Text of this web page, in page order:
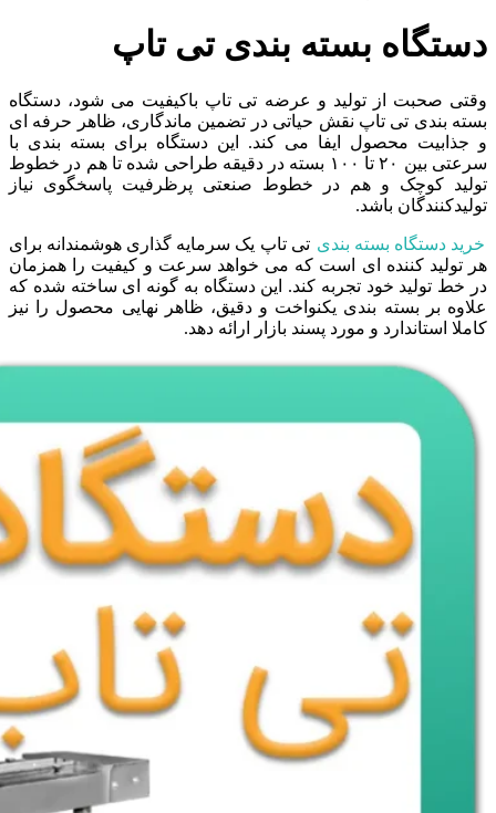
دستگاه بسته بندی تی تاپ
وقتی صحبت از تولید و عرضه تی تاپ باکیفیت می شود، دستگاه
بسته بندی تی تاپ نقش حیاتی در تضمین ماندگاری، ظاهر حرفه ای
و جذابیت محصول ایفا می کند. این دستگاه برای بسته بندی با
سرعتی بین ۲۰ تا ۱۰۰ بسته در دقیقه طراحی شده تا هم در خطوط
تولید کوچک و هم در خطوط صنعتی پرظرفیت پاسخگوی نیاز
تولیدکنندگان باشد.
خرید دستگاه بسته بندی تی تاپ یک سرمایه گذاری هوشمندانه برای
هر تولید کننده ای است که می خواهد سرعت و کیفیت را همزمان
در خط تولید خود تجربه کند. این دستگاه به گونه ای ساخته شده که
علاوه بر بسته بندی یکنواخت و دقیق، ظاهر نهایی محصول را نیز
کاملا استاندارد و مورد پسند بازار ارائه دهد.